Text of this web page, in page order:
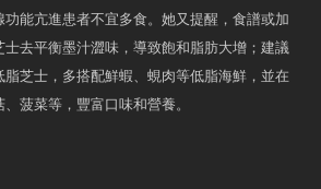
能亢進患者不宜多食。她又提醒，食譜或加
士去平衡墨汁澀味，導致飽和脂肪大增；建議
芝士，多搭配鮮蝦、蜆肉等低脂海鮮，並在
菠菜等，豐富口味和營養。